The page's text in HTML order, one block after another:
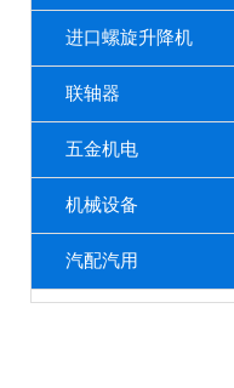
进口螺旋升降机
联轴器
五金机电
机械设备
汽配汽用